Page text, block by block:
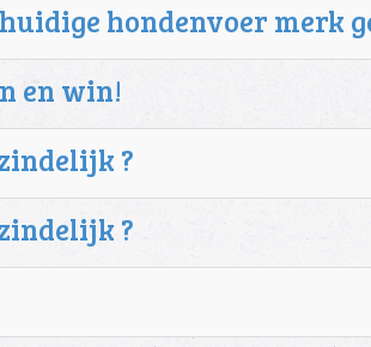
hondenvoer merk
en win!
?
?